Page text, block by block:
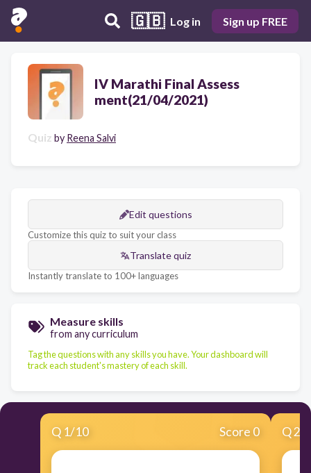
🇬🇧 Log in Sign up FREE
IV Marathi Final Assess
ment(21/04/2021)
Quiz by Reena Salvi
Edit questions
Customize this quiz to suit your class
Translate quiz
Instantly translate to 100+ languages
Measure skills
from any curriculum
Tag the questions with any skills you have. Your dashboard will
track each student's mastery of each skill.
Q 1/10 Score 0 Q2